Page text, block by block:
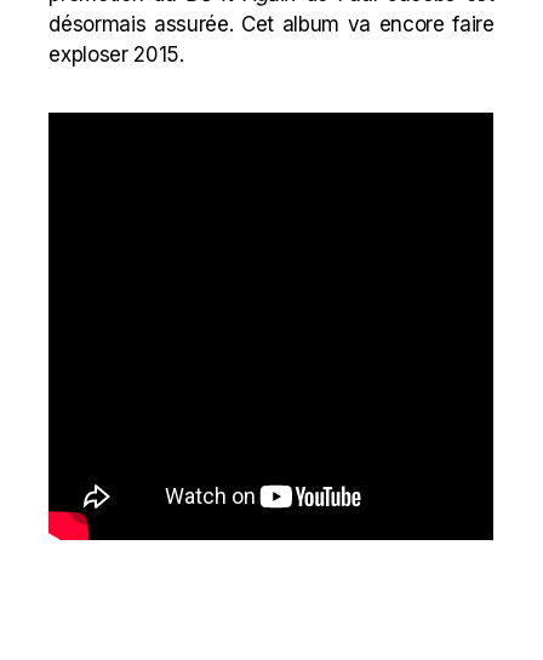
désormais assurée. Cet album va encore faire
exploser 2015.